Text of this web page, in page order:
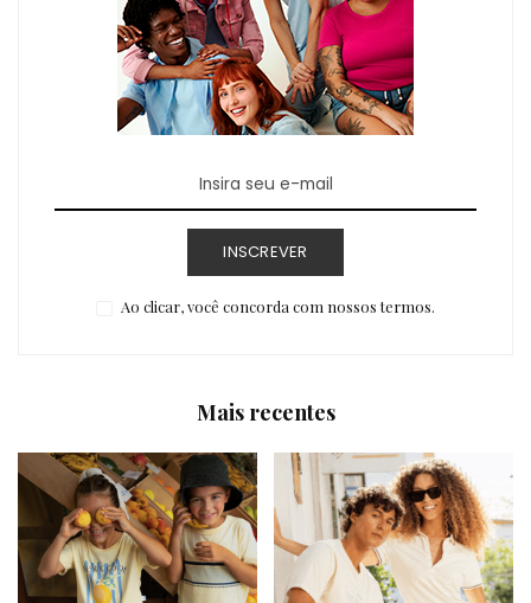
INSCREVER
Ao clicar, você concorda com nossos termos.
Mais recentes